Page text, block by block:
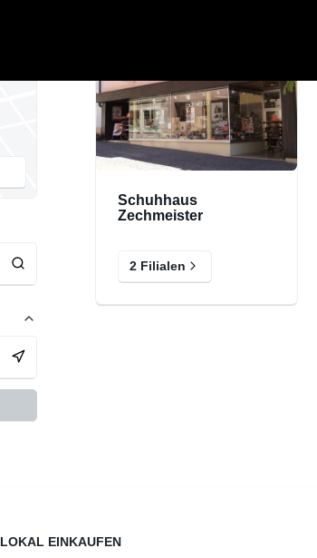
Schuhhaus
Zechmeister
2 Filialen
LOKAL EINKAUFEN